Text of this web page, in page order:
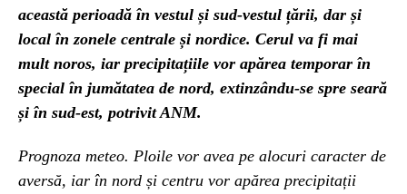
această perioadă în vestul și sud-vestul țării, dar și
local în zonele centrale și nordice. Cerul va fi mai
mult noros, iar precipitațiile vor apărea temporar în
special în jumătatea de nord, extinzându-se spre seară
și în sud-est, potrivit ANM.
Prognoza meteo. Ploile vor avea pe alocuri caracter de
aversă, iar în nord și centru vor apărea precipitații